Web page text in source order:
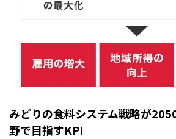
みどりの食料システム戦略が
野で目指すKPI